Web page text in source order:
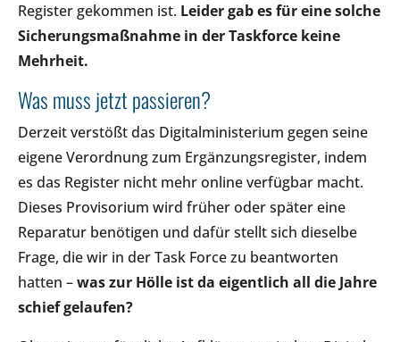
Register gekommen ist. Leider gab es für eine solche
Sicherungsmaßnahme in der Taskforce keine
Mehrheit.
Was muss jetzt passieren?
Derzeit verstößt das Digitalministerium gegen seine
eigene Verordnung zum Ergänzungsregister, indem
es das Register nicht mehr online verfügbar macht.
Dieses Provisorium wird früher oder später eine
Reparatur benötigen und dafür stellt sich dieselbe
Frage, die wir in der Task Force zu beantworten
hatten –was zur Hölle ist da eigentlich all die Jahre
schief gelaufen?